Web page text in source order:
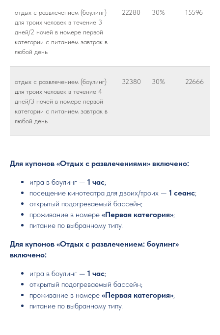
отдых с развлечением (боулинг)
для троих человек в течение 3
дней/2 ночей в номере первой
категории с питанием завтрак в
любой день
22280 30% 15596
отдых с развлечением (боулинг)
для троих человек в течение 4
дней/3 ночей в номере первой
категории с питанием завтрак в
любой день
32380 30% 22666
Для купонов «Отдых с развлечениями» включено:
игра в боулинг — 1 час;
посещение кинотеатра для двоих/троих — 1 сеанс;
открытый подогреваемый бассейн;
проживание в номере «Первая категория»;
питание по выбранному типу.
Для купонов «Отдых с развлечением: боулинг»
включено:
игра в боулинг — 1 час;
открытый подогреваемый бассейн;
проживание в номере «Первая категория»;
питание по выбранному типу.